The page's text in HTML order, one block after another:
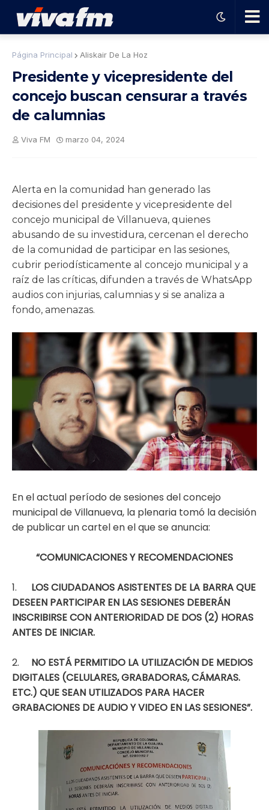
Ha
gra
ma
Página Principal Aliskair De La Hoz
Presidente y vicepresidente del
concejo buscan censurar a través
de calumnias
Viva FM marzo 04, 2024
Alerta en la comunidad han generado las
decisiones del presidente y vicepresidente del
concejo municipal de Villanueva, quienes
abusando de su investidura, cercenan el derecho
de la comunidad de participar en las sesiones,
cubrir periodísticamente al concejo municipal y a
raíz de las críticas, difunden a través de WhatsApp
audios con injurias, calumnias y si se analiza a
fondo, amenazas.
En el actual período de sesiones del concejo
municipal de Villanueva, la plenaria tomó la decisión
de publicar un cartel en el que se anuncia:
“COMUNICACIONES Y RECOMENDACIONES
1.
LOS CIUDADANOS ASISTENTES DE LA BARRA QUE
DESEEN PARTICIPAR EN LAS SESIONES DEBERÁN
INSCRIBIRSE CON ANTERIORIDAD DE DOS (2) HORAS
ANTES DE INICIAR.
2.
NO ESTÁ PERMITIDO LA UTILIZACIÓN DE MEDIOS
DIGITALES (CELULARES, GRABADORAS, CÁMARAS.
ETC.) QUE SEAN UTILIZADOS PARA HACER
GRABACIONES DE AUDIO Y VIDEO EN LAS SESIONES”.